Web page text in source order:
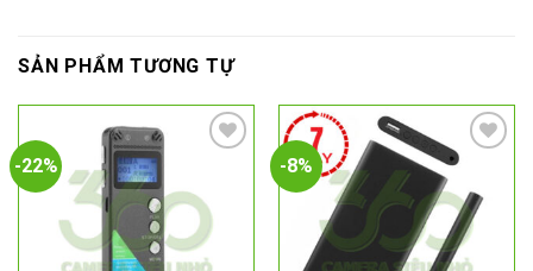
SẢN PHẨM TƯƠNG TỰ
-22%
Add to
wishlist
-8%
Add to
wishlist